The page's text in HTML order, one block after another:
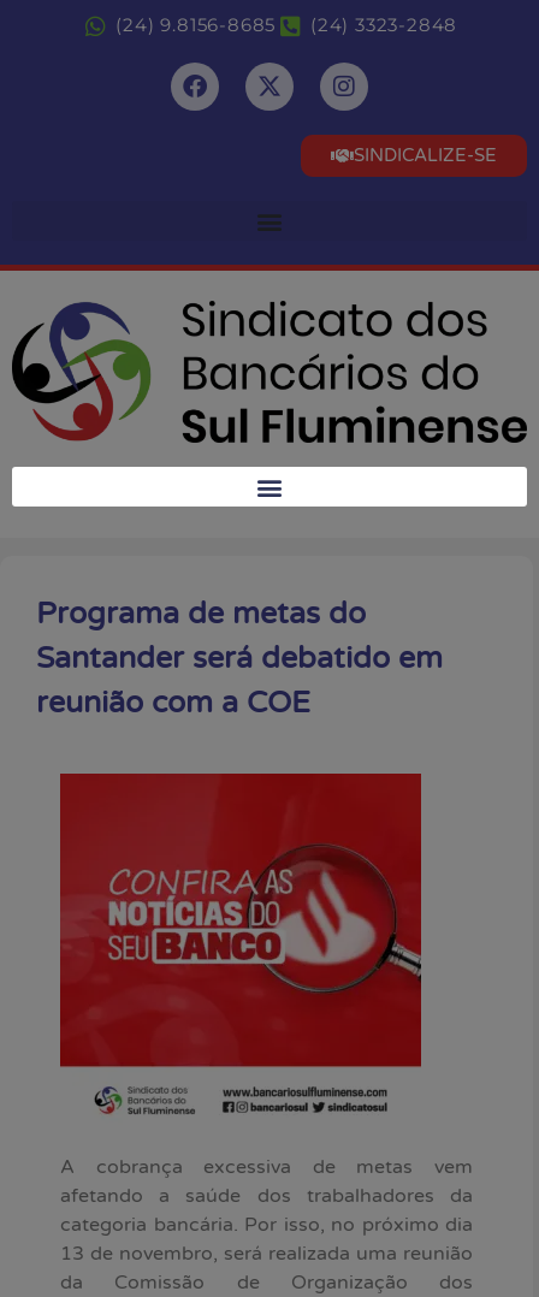
(24) 9.8156-8685 (24) 3323-2848
SINDICALIZE-SE
Programa de metas do
Santander será debatido em
reunião com a COE
A cobrança excessiva de metas vem
afetando a saúde dos trabalhadores da
categoria bancária. Por isso, no próximo dia
13 de novembro, será realizada uma reunião
da Comissão de Organização dos